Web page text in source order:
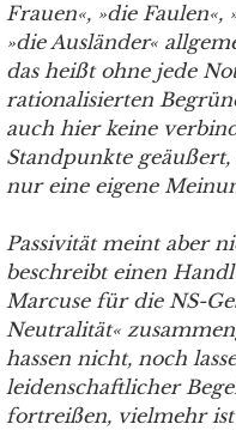
Frauen«, »die Faulen«,
»die Ausländer«
das heißt ohne jede
rationalisierten
auch hier keine
Standpunkte
nur eine eigene
Passivität meint aber
beschreibt einen
Marcuse für die NS-
Neutralität«
hassen nicht, noch
leidenschaftlicher
fortreißen, vielmehr